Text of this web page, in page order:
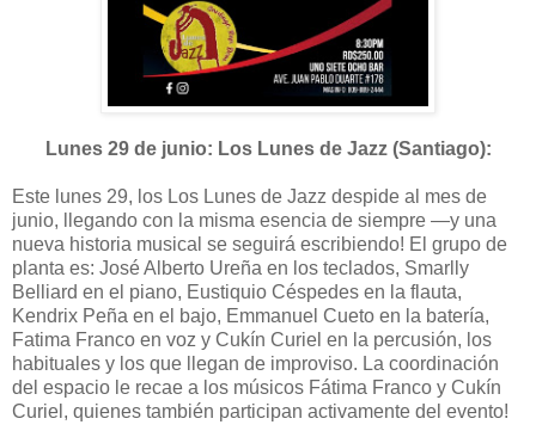
Lunes 29 de junio: Los Lunes de Jazz (Santiago):
Este lunes 29, los Los Lunes de Jazz despide al mes de
junio, llegando con la misma esencia de siempre —y una
nueva historia musical se seguirá escribiendo! El grupo de
planta es: José Alberto Ureña en los teclados, Smarlly
Belliard en el piano, Eustiquio Céspedes en la flauta,
Kendrix Peña en el bajo, Emmanuel Cueto en la batería,
Fatima Franco en voz y Cukín Curiel en la percusión, los
habituales y los que llegan de improviso. La coordinación
del espacio le recae a los músicos Fátima Franco y Cukín
Curiel, quienes también participan activamente del evento!